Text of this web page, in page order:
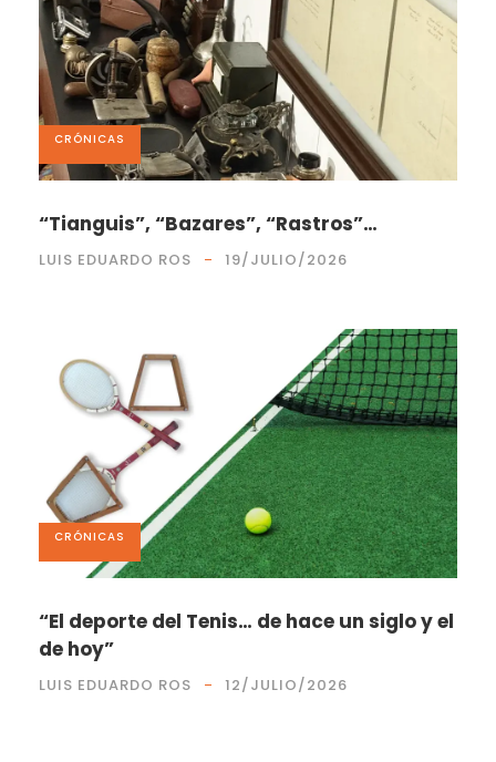
CRÓNICAS
“Tianguis”, “Bazares”, “Rastros”…
LUIS EDUARDO ROS 19/JULIO/2026
CRÓNICAS
“El deporte del Tenis… de hace un siglo y el
de hoy”
LUIS EDUARDO ROS 12/JULIO/2026